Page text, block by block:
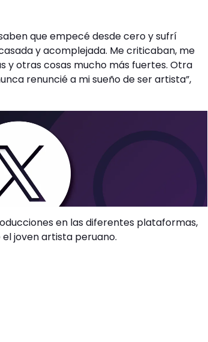
que empecé desde cero y sufrí
y acomplejada. Me criticaban, me
y otras cosas mucho más fuertes. Otra
renuncié a mi sueño de ser artista”,
en las diferentes plataformas,
joven artista peruano.